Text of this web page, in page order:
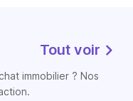
Tout voir
immobilier ? Nos